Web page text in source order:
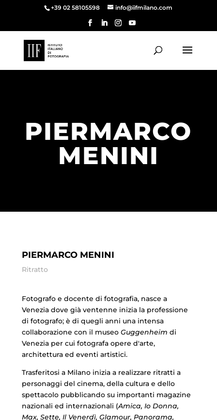
+39 02 58105598 info@iifmilano.com
PIERMARCO
MENINI
PIERMARCO MENINI
Ritratto
Fotografo e docente di fotografia, nasce a
Venezia dove già ventenne inizia la professione
di fotografo; è di quegli anni una intensa
collaborazione con il museo Guggenheim di
Venezia per cui fotografa opere d'arte,
architettura ed eventi artistici.
Trasferitosi a Milano inizia a realizzare ritratti a
personaggi del cinema, della cultura e dello
spettacolo pubblicando su importanti magazine
nazionali ed internazionali (Amica, Io Donna,
Max, Sette, Il Venerdì, Glamour, Panorama,